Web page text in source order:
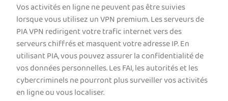
Vos activités en ligne ne peuvent pas être suivies
lorsque vous utilisez un VPN premium. Les serveurs de
PIA VPN redirigent votre trafic internet vers des
serveurs chiffrés et masquent votre adresse IP. En
utilisant PIA, vous pouvez assurer la confidentialité de
vos données personnelles. Les FAI, les autorités et les
cybercriminels ne pourront plus surveiller vos activités
en ligne ou vous localiser.